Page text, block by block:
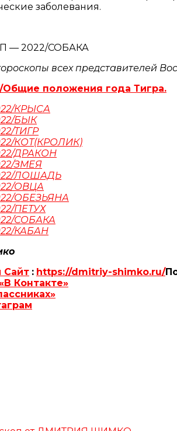
заболевания.
всех представителей
положения года Тигра.
КРЫСА
БЫК
ТИГР
КОТ(КРОЛИК)
ДРАКОН
ЗМЕЯ
ЛОШАДЬ
ОВЦА
ОБЕЗЬЯНА
ПЕТУХ
СОБАКА
КАБАН
Сайт : https://dmitriy-shimko.ru/
Контакте»